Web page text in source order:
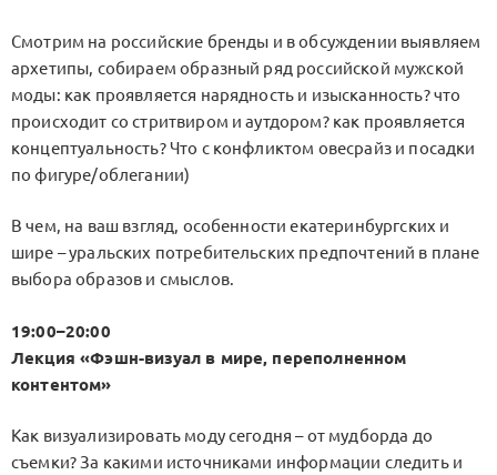
Смотрим на российские бренды и в обсуждении выявляем
архетипы, собираем образный ряд российской мужской
моды: как проявляется нарядность и изысканность? что
происходит со стритвиром и аутдором? как проявляется
концептуальность? Что с конфликтом овесрайз и посадки
по фигуре/облегании)
В чем, на ваш взгляд, особенности екатеринбургских и
шире – уральских потребительских предпочтений в плане
выбора образов и смыслов.
19:00–20:00
Лекция «Фэшн-визуал в мире, переполненном
контентом»
Как визуализировать моду сегодня – от мудборда до
съемки? За какими источниками информации следить и